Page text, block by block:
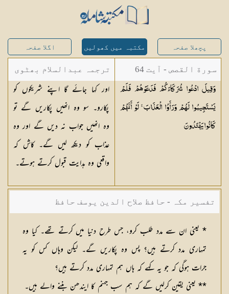
پچھلا صفحہ مکتبہ میں کھولیں اگلا صفحہ
سورة القصص - آیت 64
وَقِيلَ ادْعُوا شُرَكَاءَكُمْ فَدَعَوْهُمْ فَلَمْ
يَسْتَجِيبُوا لَهُمْ وَرَأَوُا الْعَذَابَ ۚ لَوْ أَنَّهُمْ
كَانُوايَهْتَدُونَ
ترجمہ عبدالسلام بھٹوی
- عبدالسلام بن محمد
اور کہا جائے گا اپنے شریکوں کو
پکارو۔ سو وہ انھیں پکاریں گے تو
وہ انھیں جواب نہ دیں گے اور وہ
عذاب کو دیکھ لیں گے۔ کاش کہ
واقعی وہ ہدایت قبول کرتے ہوتے۔
تفسیر مکہ - حافظ صلاح الدین یوسف حافظ
* یعنی ان سے مدد طلب کرو، جس طرح دنیا میں کرتے تھے۔ کیا وہ
تمہاری مدد کرتے ہیں؟ پس وہ پکاریں گے۔ لیکن وہاں کس کو یہ
جرات ہوگی کہ جو یہ کہے کہ ہاں ہم تمہاری مدد کرتے ہیں؟
** یعنی یقین کرلیں گے کہ ہم سب جہنم کا ایندھن بننے والے ہیں۔